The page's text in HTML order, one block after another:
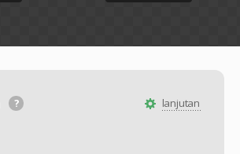
lanjutan